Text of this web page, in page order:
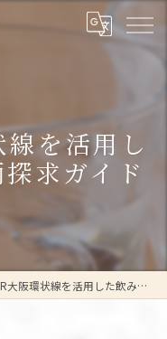
を活用し
求ガイド
環状線を活用した飲み歩きと銘柄探求ガイド